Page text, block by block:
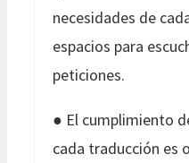
necesidades de
espacios para
peticiones.
● El cumplimiento
cada traducción es